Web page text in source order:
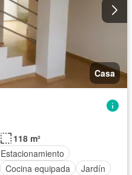
Casa
118 m²
Estacionamiento
Cocina equipada
Jardín